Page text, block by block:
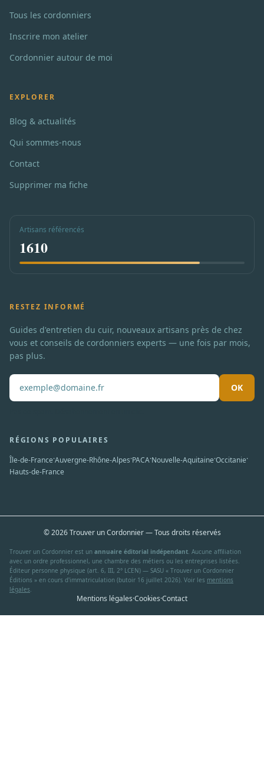
Tous les cordonniers
Inscrire mon atelier
Cordonnier autour de moi
EXPLORER
Blog & actualités
Qui sommes-nous
Contact
Supprimer ma fiche
Artisans référencés
1610
RESTEZ INFORMÉ
Guides d'entretien du cuir, nouveaux artisans près de chez
vous et conseils de cordonniers experts — une fois par mois,
pas plus.
OK
RÉGIONS POPULAIRES
Île-de-France·Auvergne-Rhône-Alpes·PACA·Nouvelle-Aquitaine·Occitanie·
Hauts-de-France
© 2026 Trouver un Cordonnier — Tous droits réservés
Trouver un Cordonnier est un annuaire éditorial indépendant. Aucune affiliation
avec un ordre professionnel, une chambre des métiers ou les entreprises listées.
Éditeur personne physique (art. 6, III, 2° LCEN) — SASU « Trouver un Cordonnier
Éditions » en cours d'immatriculation (butoir 16 juillet 2026). Voir les mentions
légales.
Mentions légales·Cookies·Contact